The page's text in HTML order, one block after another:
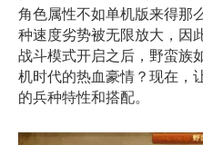
角色属性不如单机版来得那
种速度劣势被无限放大，因
战斗模式开启之后，野蛮族
机时代的热血豪情？现在，
的兵种特性和搭配。